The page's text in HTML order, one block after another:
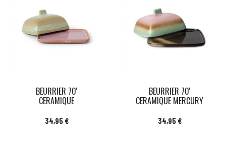
BEURRIER 70'
CERAMIQUE
Prix
34,95 €
BEURRIER 70'
CERAMIQUE MERCURY
Prix
34,95 €